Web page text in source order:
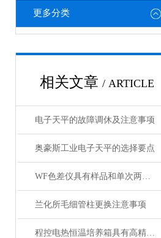
更多分类
相关文章 / ARTICLE
电子天平的故障调休及注意事项
奥豪斯工业电子天平的选择要点
WF色差仪具有样品和单次两种测量模式
兰化所毛细管柱更换注意事项
程控电热恒温培养箱具有高精确度的温度控制系统